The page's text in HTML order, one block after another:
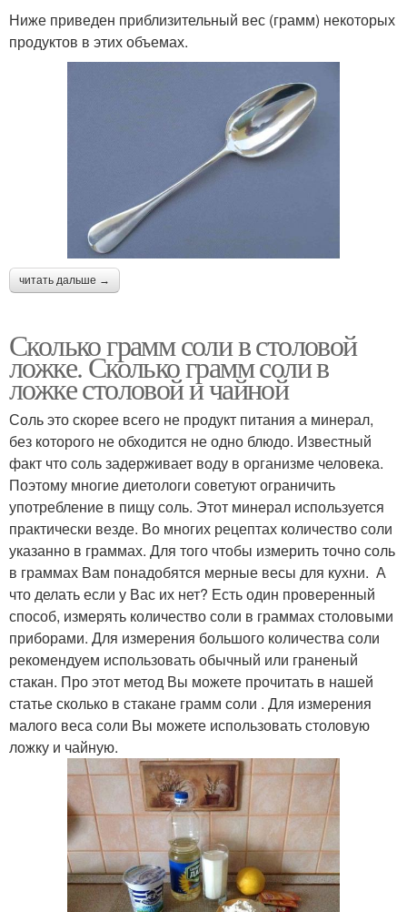
Ниже приведен приблизительный вес (грамм) некоторых
продуктов в этих объемах.
читать дальше →
Сколько грамм соли в столовой
ложке. Сколько грамм соли в
ложке столовой и чайной
Соль это скорее всего не продукт питания а минерал,
без которого не обходится не одно блюдо. Известный
факт что соль задерживает воду в организме человека.
Поэтому многие диетологи советуют ограничить
употребление в пищу соль. Этот минерал используется
практически везде. Во многих рецептах количество соли
указанно в граммах. Для того чтобы измерить точно соль
в граммах Вам понадобятся мерные весы для кухни. А
что делать если у Вас их нет? Есть один проверенный
способ, измерять количество соли в граммах столовыми
приборами. Для измерения большого количества соли
рекомендуем использовать обычный или граненый
стакан. Про этот метод Вы можете прочитать в нашей
статье сколько в стакане грамм соли . Для измерения
малого веса соли Вы можете использовать столовую
ложку и чайную.